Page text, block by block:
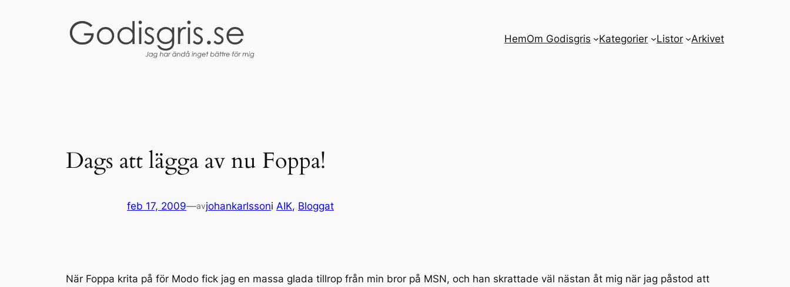
HemOm Godisgris Kategorier Listor Arkivet
Dags att lägga av nu Foppa!
feb 17, 2009—avjohankarlssoni AIK, Bloggat
När Foppa krita på för Modo fick jag en massa glada tillrop från min bror på MSN, och han skrattade väl nästan åt mig när jag påstod att